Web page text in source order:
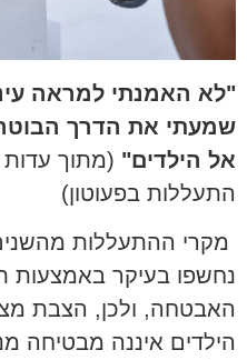
"לא האמנתי למראה
שמעתי את הדרך
אל הילדים" (מתוך
התעללות בפעוטון)
מקרי ההתעללות
נחשפו בעיקר באמצעות
האבטחה, ולכן, הצבת
הילדים איננה מבטיחה